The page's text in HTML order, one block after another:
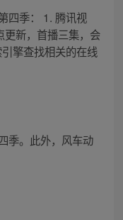
四季： 1. 腾讯视
新，首播三集，会
擎查找相关的在线
季。此外，风车动